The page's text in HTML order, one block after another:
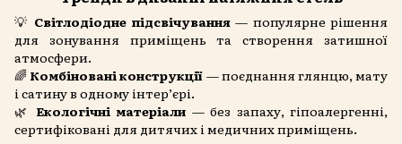
💡 Світлодіодне підсвічування — популярне рішення
для зонування приміщень та створення затишної
атмосфери.
🌈 Комбіновані конструкції — поєднання глянцю, мату
і сатину в одному інтер’єрі.
🌿 Екологічні матеріали — без запаху, гіпоалергенні,
сертифіковані для дитячих і медичних приміщень.